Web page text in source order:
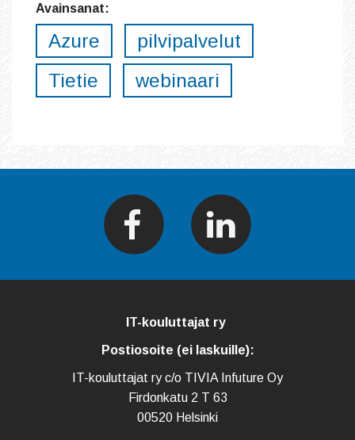
Avainsanat:
Azure
pilvipalvelut
Tietie
webinaari
IT-kouluttajat ry
Postiosoite (ei laskuille):
IT-kouluttajat ry c/o TIVIA Infuture Oy
Firdonkatu 2 T 63
00520 Helsinki